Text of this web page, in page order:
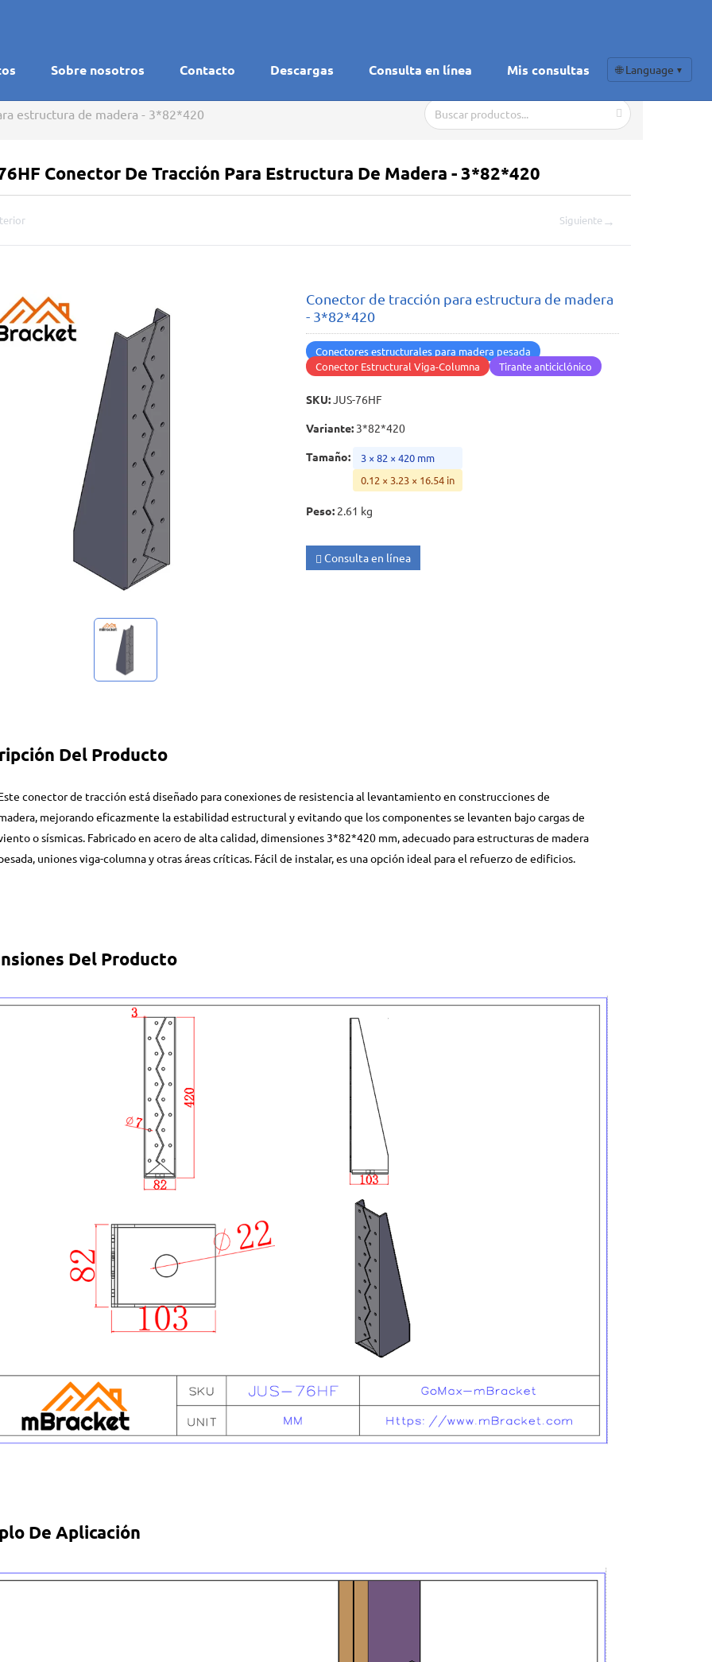
Sobre nosotros Contacto Descargas Consulta en línea Mis consultas 🌐 Language ▼
estructura de madera - 3*82*420
Conector De Tracción Para Estructura De Madera - 3*82*420
Siguiente→
Conector de tracción para estructura de madera
- 3*82*420
Conectores estructurales para madera pesada
Conector Estructural Viga-Columna
Tirante anticiclónico
SKU:JUS-76HF
Variante: 3*82*420
Tamaño:
3 × 82 × 420 mm
0.12 × 3.23 × 16.54 in
Peso: 2.61 kg
Consulta en línea
Del Producto
conector de tracción está diseñado para conexiones de resistencia al levantamiento en construcciones de
mejorando eficazmente la estabilidad estructural y evitando que los componentes se levanten bajo cargas de
o sísmicas. Fabricado en acero de alta calidad, dimensiones 3*82*420 mm, adecuado para estructuras de madera
uniones viga-columna y otras áreas críticas. Fácil de instalar, es una opción ideal para el refuerzo de edificios.
Del Producto
De Aplicación